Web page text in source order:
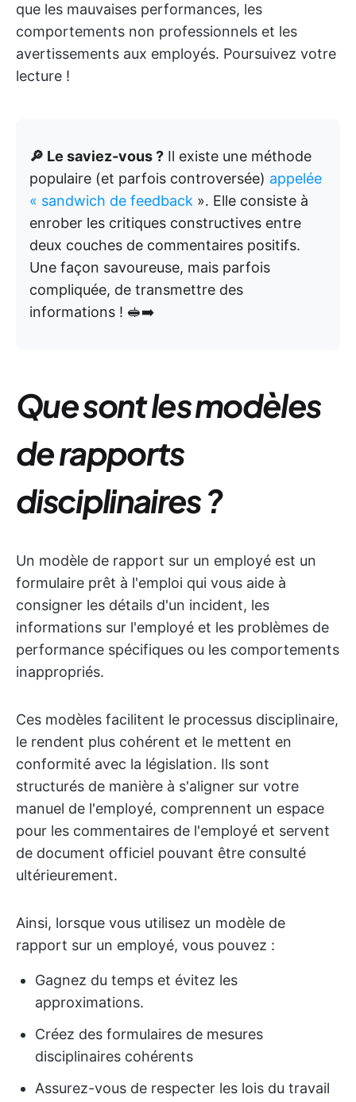
que les mauvaises performances, les
comportements non professionnels et les
avertissements aux employés. Poursuivez votre
lecture !
🔎 Le saviez-vous ? Il existe une méthode
populaire (et parfois controversée) appelée
« sandwich de feedback ». Elle consiste à
enrober les critiques constructives entre
deux couches de commentaires positifs.
Une façon savoureuse, mais parfois
compliquée, de transmettre des
informations ! 🥪➡️
Que sont les modèles
de rapports
disciplinaires ?
Un modèle de rapport sur un employé est un
formulaire prêt à l'emploi qui vous aide à
consigner les détails d'un incident, les
informations sur l'employé et les problèmes de
performance spécifiques ou les comportements
inappropriés.
Ces modèles facilitent le processus disciplinaire,
le rendent plus cohérent et le mettent en
conformité avec la législation. Ils sont
structurés de manière à s'aligner sur votre
manuel de l'employé, comprennent un espace
pour les commentaires de l'employé et servent
de document officiel pouvant être consulté
ultérieurement.
Ainsi, lorsque vous utilisez un modèle de
rapport sur un employé, vous pouvez :
Gagnez du temps et évitez les
approximations.
Créez des formulaires de mesures
disciplinaires cohérents
Assurez-vous de respecter les lois du travail